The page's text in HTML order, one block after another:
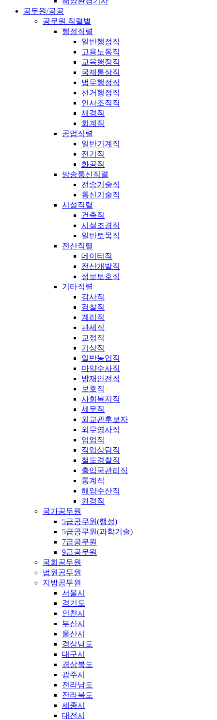
공무원/공공
공무원 직렬별
행정직렬
일반행정직
고용노동직
교육행정직
국제통상직
법무행정직
선거행정직
인사조직직
재경직
회계직
공업직렬
일반기계직
전기직
화공직
방송통신직렬
전송기술직
통신기술직
시설직렬
건축직
시설조경직
일반토목직
전산직렬
데이터직
전산개발직
정보보호직
기타직렬
감사직
검찰직
계리직
관세직
교정직
기상직
일반농업직
마약수사직
방재안전직
보호직
사회복지직
세무직
외교관후보자
외무영사직
임업직
직업상담직
철도경찰직
출입국관리직
통계직
해양수산직
환경직
국가공무원
5급공무원(행정)
5급공무원(과학기술)
7급공무원
9급공무원
국회공무원
법원공무원
지방공무원
서울시
경기도
인천시
부산시
울산시
경상남도
대구시
경상북도
광주시
전라남도
전라북도
세종시
대전시